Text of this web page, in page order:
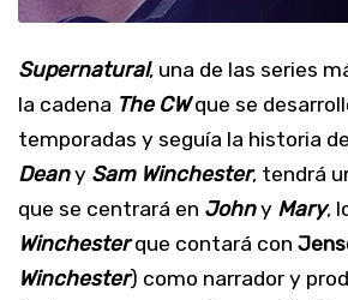
Supernatural, una de las series
la cadena The CWque se
temporadas y seguía la historia
Deany Sam Winchester, tendrá
que se centrará en Johny Mary,
Winchesterque contará con
Winchester) como narrador y